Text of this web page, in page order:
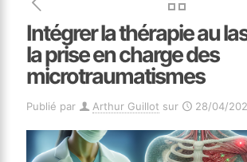
Intégrer la thérapie au
la prise en charge des
microtraumatismes
Publié par Arthur Guillot sur 28/04/